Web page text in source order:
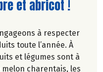
et abricot !
à respecter
toute l’année. À
et légumes sont à
melon charentais, les